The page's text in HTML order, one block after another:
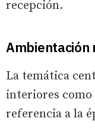
recepción.
Ambientación
La temática
interiores como
referencia a la